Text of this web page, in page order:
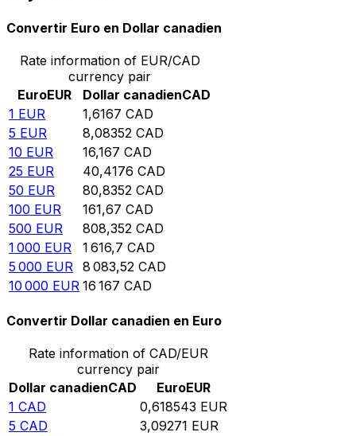
Convertir Euro en Dollar canadien
Rate information of EUR/CAD
currency pair
EuroEUR Dollar canadienCAD
1 EUR 1,6167 CAD
5 EUR 8,08352 CAD
10 EUR 16,167 CAD
25 EUR 40,4176 CAD
50 EUR 80,8352 CAD
100 EUR 161,67 CAD
500 EUR 808,352 CAD
1 000 EUR 1 616,7 CAD
5 000 EUR 8 083,52 CAD
10 000 EUR 16 167 CAD
Convertir Dollar canadien en Euro
Rate information of CAD/EUR
currency pair
Dollar canadienCAD EuroEUR
1 CAD 0,618543 EUR
5 CAD 3,09271 EUR